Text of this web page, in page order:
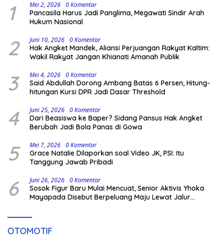
1 Mei 2, 2026 0 Komentar
Pancasila Harus Jadi Panglima, Megawati Sindir Arah
Hukum Nasional
2 Juni 10, 2026 0 Komentar
Hak Angket Mandek, Aliansi Perjuangan Rakyat Kaltim:
Wakil Rakyat Jangan Khianati Amanah Publik
3 Mei 4, 2026 0 Komentar
Said Abdullah Dorong Ambang Batas 6 Persen, Hitung-
hitungan Kursi DPR Jadi Dasar Threshold
4 Juni 25, 2026 0 Komentar
Dari Beasiswa ke Baper? Sidang Pansus Hak Angket
Berubah Jadi Bola Panas di Gowa
5 Mei 7, 2026 0 Komentar
Grace Natalie Dilaporkan soal Video JK, PSI: Itu
Tanggung Jawab Pribadi
6 Juni 26, 2026 0 Komentar
Sosok Figur Baru Mulai Mencuat, Senior Aktivis Yhoka
Mayapada Disebut Berpeluang Maju Lewat Jalur
OTOMOTIF